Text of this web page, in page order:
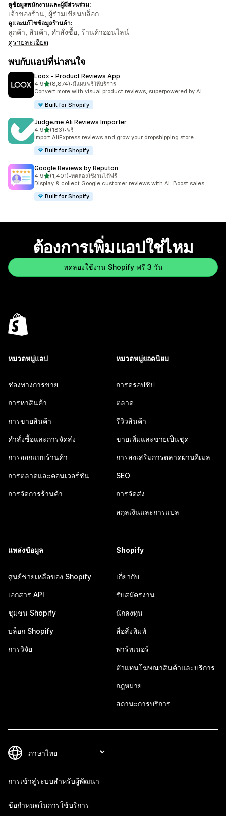
ดูข้อมูลพนักงานและผู้มีส่วนร่วม:
เจ้าของร้าน, ผู้ร่วมเขียนบล็อก
ดูและแก้ไขข้อมูลร้านค้า:
ลูกค้า, สินค้า, คำสั่งซื้อ, ร้านค้าออนไลน์
ดูรายละเอียด
พบกับแอปที่น่าสนใจ
Loox ‑ Product Reviews App
4.9เต็ม 5 ดาว
(8,874)
ทั้งหมด 8874 รีวิว
•มีแผนฟรีให้บริการ
Convert more with visual product reviews, superpowered by AI
Built for Shopify
Judge.me Ali Reviews Importer
4.9เต็ม 5 ดาว
(183)
ทั้งหมด 183 รีวิว
•ฟรี
Import AliExpress reviews and grow your dropshipping store
Built for Shopify
Google Reviews by Reputon
4.9เต็ม 5 ดาว
(1,401)
ทั้งหมด 1401 รีวิว
•ทดลองใช้งานได้ฟรี
Display & collect Google customer reviews with AI. Boost sales
Built for Shopify
ต้องการเพิ่มแอปใช่ไหม
ทดลองใช้งาน Shopify ฟรี 3 วัน
หมวดหมู่แอป
ช่องทางการขาย
การหาสินค้า
การขายสินค้า
คำสั่งซื้อและการจัดส่ง
การออกแบบร้านค้า
การตลาดและคอนเวอร์ชัน
การจัดการร้านค้า
หมวดหมู่ยอดนิยม
การดรอปชิป
ตลาด
รีวิวสินค้า
ขายเพิ่มและขายเป็นชุด
การส่งเสริมการตลาดผ่านอีเมล
SEO
การจัดส่ง
สกุลเงินและการแปล
แหล่งข้อมูล
ศูนย์ช่วยเหลือของ Shopify
เอกสาร API
ชุมชน Shopify
บล็อก Shopify
การวิจัย
Shopify
เกี่ยวกับ
รับสมัครงาน
นักลงทุน
สื่อสิ่งพิมพ์
พาร์ทเนอร์
ตัวแทนโฆษณาสินค้าและบริการ
กฎหมาย
สถานะการบริการ
การเข้าสู่ระบบสำหรับผู้พัฒนา
ข้อกำหนดในการใช้บริการ